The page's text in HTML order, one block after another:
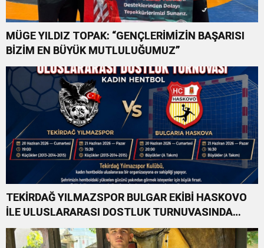
MÜGE YILDIZ TOPAK: “GENÇLERİMİZİN BAŞARISI
BİZİM EN BÜYÜK MUTLULUĞUMUZ”
TEKİRDAĞ YILMAZSPOR BULGAR EKİBİ HASKOVO
İLE ULUSLARARASI DOSTLUK TURNUVASINDA
KARŞILAŞACAK